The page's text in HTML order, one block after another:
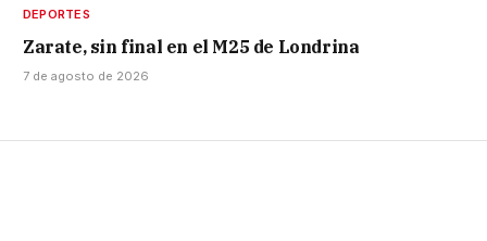
DEPORTES
Zarate, sin final en el M25 de Londrina
7 de agosto de 2026